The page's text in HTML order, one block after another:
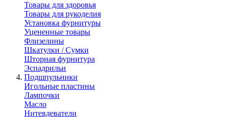
Товары для здоровья
Товары для рукоделия
Установка фурнитуры
Уцененные товары
Флизелины
Шкатулки / Сумки
Шторная фурнитура
Эспадрильи
Подшпульники
Игольные пластины
Лампочки
Масло
Нитевдеватели